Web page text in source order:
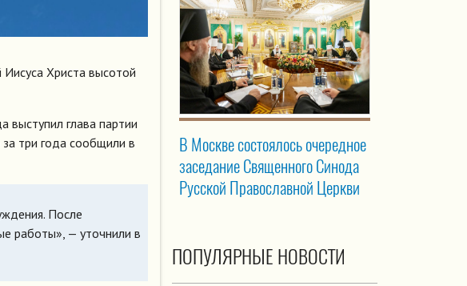
Христа высотой
выступил глава партии
три года сообщили в
После
работы», — уточнили в
В Москве состоялось очередное
заседание Священного Синода
Русской Православной Церкви
ПОПУЛЯРНЫЕ НОВОСТИ